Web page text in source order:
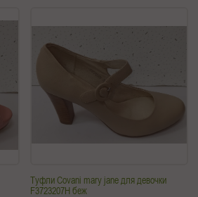
Туфли Covani mary jane для девочки
F3723207H беж